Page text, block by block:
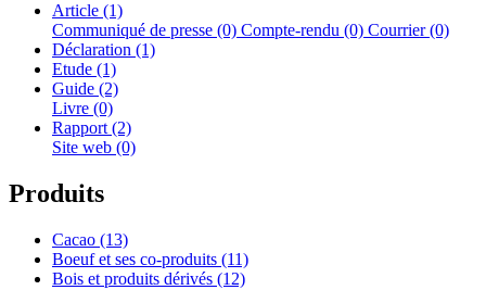
Article (1)
Communiqué de presse (0) Compte-rendu (0) Courrier (0)
Déclaration (1)
Etude (1)
Guide (2)
Livre (0)
Rapport (2)
Site web (0)
Produits
Cacao (13)
Boeuf et ses co-produits (11)
Bois et produits dérivés (12)